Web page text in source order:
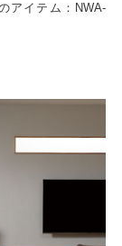
アイテム：NWA-